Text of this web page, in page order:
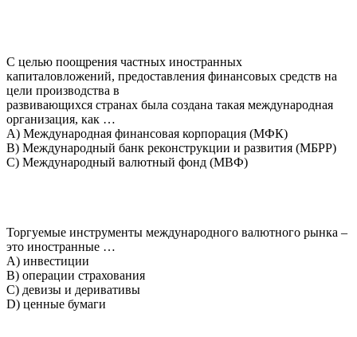
С целью поощрения частных иностранных
капиталовложений, предоставления финансовых средств на
цели производства в
развивающихся странах была создана такая международная
организация, как …
A) Международная финансовая корпорация (МФК)
B) Международный банк реконструкции и развития (МБРР)
C) Международный валютный фонд (МВФ)
Торгуемые инструменты международного валютного рынка –
это иностранные …
A) инвестиции
B) операции страхования
C) девизы и деривативы
D) ценные бумаги